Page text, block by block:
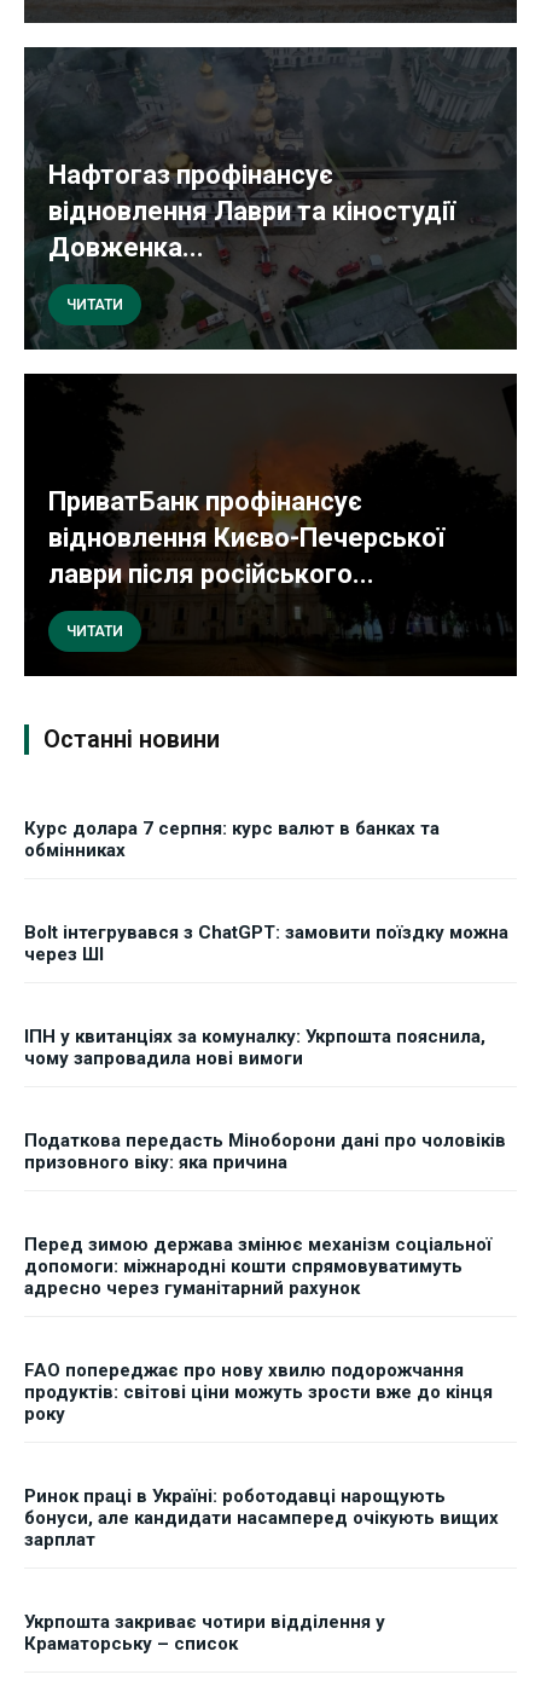
Нафтогаз профінансує
відновлення Лаври та кіностудії
Довженка...
ЧИТАТИ
ПриватБанк профінансує
відновлення Києво-Печерської
лаври після російського...
ЧИТАТИ
Останні новини
Курс долара 7 серпня: курс валют в банках та
обмінниках
Bolt інтегрувався з ChatGPT: замовити поїздку можна
через ШІ
ІПН у квитанціях за комуналку: Укрпошта пояснила,
чому запровадила нові вимоги
Податкова передасть Міноборони дані про чоловіків
призовного віку: яка причина
Перед зимою держава змінює механізм соціальної
допомоги: міжнародні кошти спрямовуватимуть
адресно через гуманітарний рахунок
FAO попереджає про нову хвилю подорожчання
продуктів: світові ціни можуть зрости вже до кінця
року
Ринок праці в Україні: роботодавці нарощують
бонуси, але кандидати насамперед очікують вищих
зарплат
Укрпошта закриває чотири відділення у
Краматорську – список